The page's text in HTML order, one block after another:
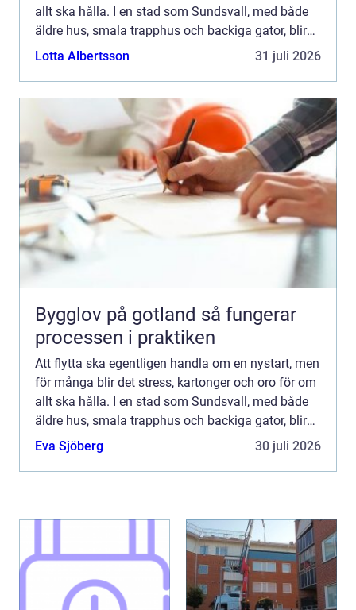
allt ska hålla. I en stad som Sundsvall, med både
äldre hus, smala trapphus och backiga gator, blir
valet av flyt...
Lotta Albertsson 31 juli 2026
Bygglov på gotland så fungerar
processen i praktiken
Att flytta ska egentligen handla om en nystart, men
för många blir det stress, kartonger och oro för om
allt ska hålla. I en stad som Sundsvall, med både
äldre hus, smala trapphus och backiga gator, blir
valet av flyt...
Eva Sjöberg 30 juli 2026